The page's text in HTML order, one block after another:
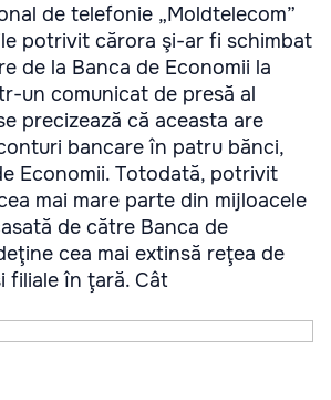
de telefonie „Moldtelecom”
potrivit cărora şi-ar fi schimbat
de la Banca de Economii la
un comunicat de presă al
precizează că aceasta are
bancare în patru bănci,
Economii. Totodată, potrivit
mai mare parte din mijloacele
de către Banca de
cea mai extinsă reţea de
filiale în ţară. Cât